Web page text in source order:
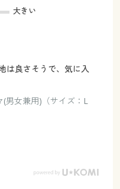
大きい
は良さそうで、気に入
(男女兼用)（サイズ：L